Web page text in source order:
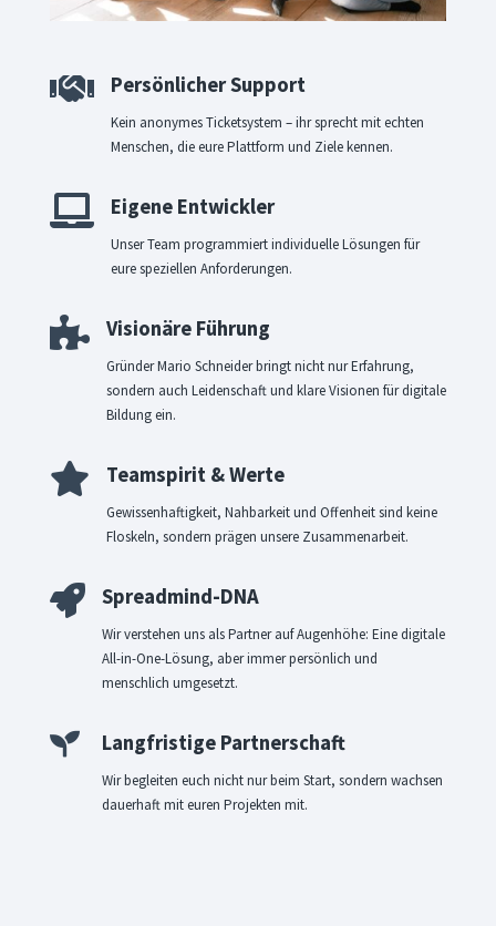
 Persönlicher Support
Kein anonymes Ticketsystem – ihr sprecht mit echten
Menschen, die eure Plattform und Ziele kennen.
 Eigene Entwickler
Unser Team programmiert individuelle Lösungen für
eure speziellen Anforderungen.
 Visionäre Führung
Gründer Mario Schneider bringt nicht nur Erfahrung,
sondern auch Leidenschaft und klare Visionen für digitale
Bildung ein.
 Teamspirit & Werte
Gewissenhaftigkeit, Nahbarkeit und Offenheit sind keine
Floskeln, sondern prägen unsere Zusammenarbeit.
 Spreadmind-DNA
Wir verstehen uns als Partner auf Augenhöhe: Eine digitale
All-in-One-Lösung, aber immer persönlich und
menschlich umgesetzt.
 Langfristige Partnerschaft
Wir begleiten euch nicht nur beim Start, sondern wachsen
dauerhaft mit euren Projekten mit.